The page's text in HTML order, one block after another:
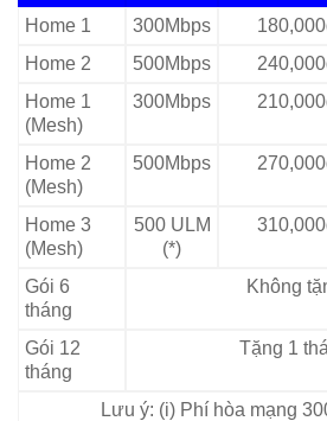
Home 1 300Mbps
Home 2
500Mbps
Home 1
(Mesh)
300Mbps
Home 2
(Mesh)
500Mbps
Home 3
(Mesh)
500 ULM
(*)
Gói 6
tháng
Không
Gói 12
tháng
Tặng 1
Lưu ý: (i) Phí hòa mạng